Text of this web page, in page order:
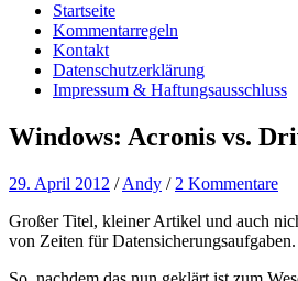
Startseite
Kommentarregeln
Kontakt
Datenschutzerklärung
Impressum & Haftungsausschluss
Windows: Acronis vs.
29. April 2012 /Andy / 2 Kommentare
Großer Titel, kleiner Artikel und auch
von Zeiten für Datensicherungsaufgaben.